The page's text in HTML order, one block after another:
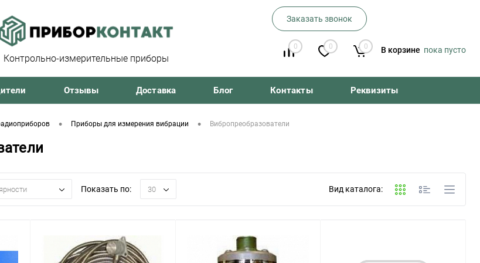
Заказать звонок
0 0 0 В корзине пока пусто
Контрольно-измерительные приборы
Отзывы Доставка Блог Контакты Реквизиты
• Приборы для измерения вибрации • Вибропреобразователи
Показать по: 30 Вид каталога: